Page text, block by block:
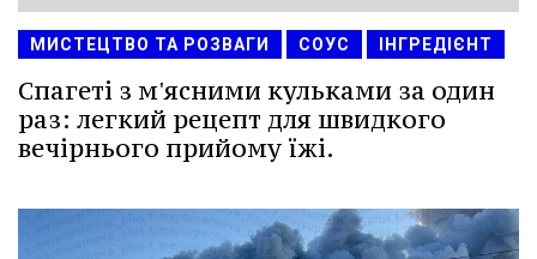
МИСТЕЦТВО ТА РОЗВАГИ СОУС ІНГРЕДІЄНТ
Спагеті з м'ясними кульками за один
раз: легкий рецепт для швидкого
вечірнього прийому їжі.